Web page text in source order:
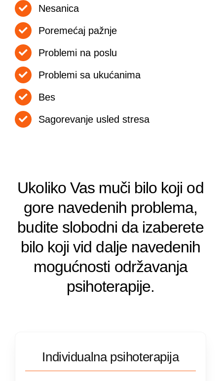
Nesanica
Poremećaj pažnje
Problemi na poslu
Problemi sa ukućanima
Bes
Sagorevanje usled stresa
Ukoliko Vas muči bilo koji od
gore navedenih problema,
budite slobodni da izaberete
bilo koji vid dalje navedenih
mogućnosti održavanja
psihoterapije.
Individualna psihoterapija